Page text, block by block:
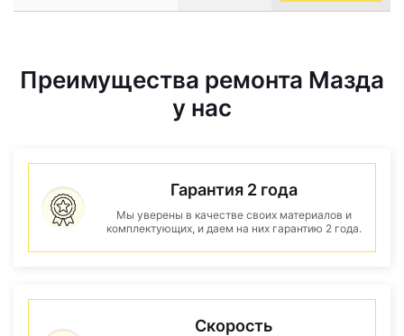
Преимущества ремонта Мазда
у нас
Гарантия 2 года
Мы уверены в качестве своих материалов и
комплектующих, и даем на них гарантию 2 года.
Скорость